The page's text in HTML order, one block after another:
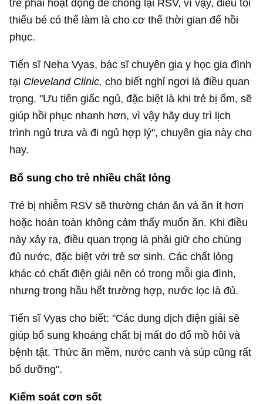
trẻ phải hoạt động để chống lại RSV, vì vậy, điều tối
thiểu bé có thể làm là cho cơ thể thời gian để hồi
phục.
Tiến sĩ Neha Vyas, bác sĩ chuyên gia y học gia đình
tại Cleveland Clinic, cho biết nghỉ ngơi là điều quan
trọng. "Ưu tiên giấc ngủ, đặc biệt là khi trẻ bị ốm, sẽ
giúp hồi phục nhanh hơn, vì vậy hãy duy trì lịch
trình ngủ trưa và đi ngủ hợp lý", chuyên gia này cho
hay.
Bổ sung cho trẻ nhiều chất lỏng
Trẻ bị nhiễm RSV sẽ thường chán ăn và ăn ít hơn
hoặc hoàn toàn không cảm thấy muốn ăn. Khi điều
này xảy ra, điều quan trọng là phải giữ cho chúng
đủ nước, đặc biệt với trẻ sơ sinh. Các chất lỏng
khác có chất điện giải nên có trong mỗi gia đình,
nhưng trong hầu hết trường hợp, nước lọc là đủ.
Tiến sĩ Vyas cho biết: "Các dung dịch điện giải sẽ
giúp bổ sung khoáng chất bị mất do đổ mồ hôi và
bệnh tật. Thức ăn mềm, nước canh và súp cũng rất
bổ dưỡng".
Kiểm soát cơn sốt